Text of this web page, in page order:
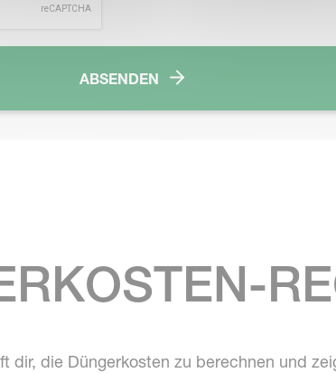
ABSENDEN
dir, die Düngerkosten zu berechnen und